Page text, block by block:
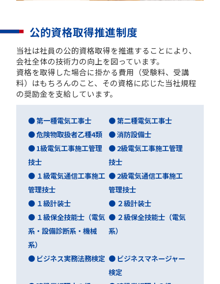
公的資格取得推進制度
当社は社員の公的資格取得を推進することにより、
会社全体の技術力の向上を図っています。
資格を取得した場合に掛かる費用（受験料、受講
料）はもちろんのこと、その資格に応じた当社規程
の奨励金を支給しています。
● 第一種電気工事士
● 第二種電気工事士
● 危険物取扱者乙種4類
● 消防設備士
● 1級電気工事施工管理
技士
● 2級電気工事施工管理
技士
● １級電気通信工事施工
管理技士
● 2級電気通信工事施工
管理技士
● １級計装士
● ２級計装士
● １級保全技能士（電気
系・設備診断系・機械
系）
● ２級保全技能士（電気
系）
● ビジネス実務法務検定 ● ビジネスマネージャー
検定